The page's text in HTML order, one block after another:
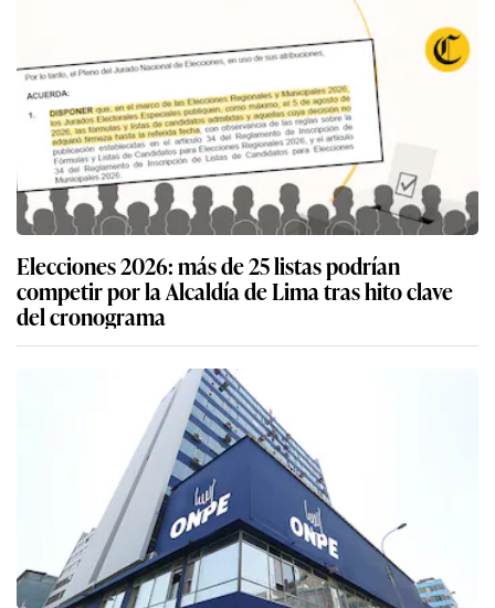
Elecciones 2026: más de 25 listas podrían
competir por la Alcaldía de Lima tras hito clave
del cronograma